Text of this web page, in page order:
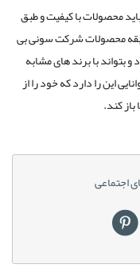
محصولات با کیفیت و طبق
محصولات شرکت سونی بی
بتواند با برند های مشابه
این را دارد که خود را از
کند.
اجتماعی